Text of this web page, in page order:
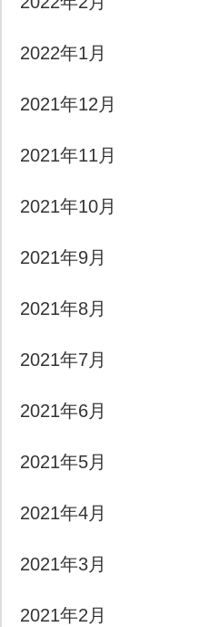
2022年1月
2021年12月
2021年11月
2021年10月
2021年9月
2021年8月
2021年7月
2021年6月
2021年5月
2021年4月
2021年3月
2021年2月